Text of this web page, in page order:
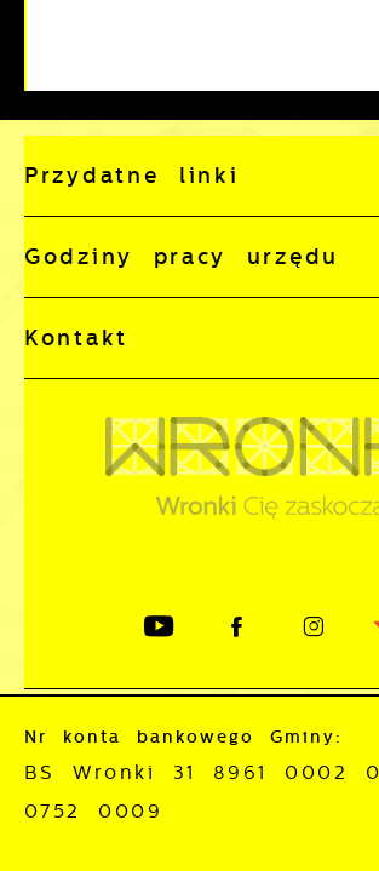
Przydatne linki
Godziny pracy urzędu
Kontakt
Nr konta bankowego Gminy:
BS Wronki 31 8961 0002
0752 0009